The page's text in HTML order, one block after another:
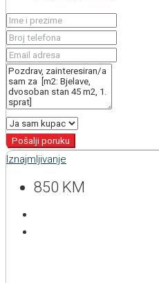
Pošalji poruku
Iznajmljivanje
850 KM